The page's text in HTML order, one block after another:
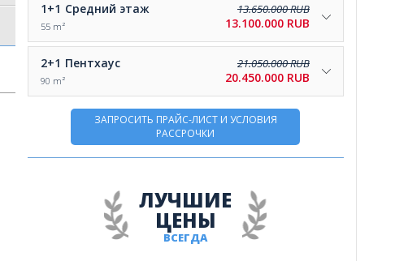
1+1 Средний этаж
55 m²
13.650.000 RUB
13.100.000 RUB
2+1 Пентхаус
90 m²
21.050.000 RUB
20.450.000 RUB
ЗАПРОСИТЬ ПРАЙС-ЛИСТ И УСЛОВИЯ
РАССРОЧКИ
ВСЕГДА
ЛУЧШИЕ
ЦЕНЫ